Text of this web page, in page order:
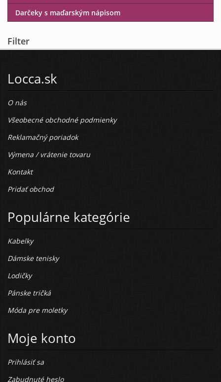
Darčeky s maďarským nápisom
Filter
Locca.sk
O nás
Všeobecné obchodné podmienky
Reklamačný poriadok
Výmena / vrátenie tovaru
Kontakt
Pridať obchod
Populárne kategórie
Kabelky
Dámske tenisky
Lodičky
Pánske tričká
Móda pre moletky
Moje konto
Prihlásiť sa
Zabudnuté heslo